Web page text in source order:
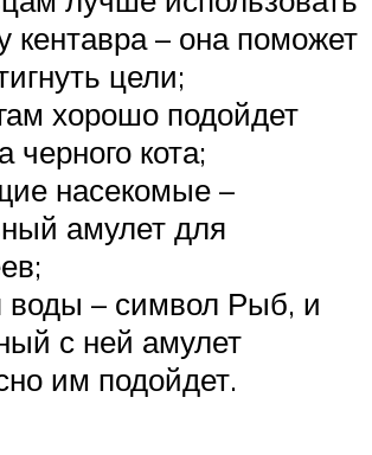
кентавра – она поможет
цели;
хорошо подойдет
черного кота;
насекомые ­–
амулет для
воды – символ Рыб, и
с ней амулет
им подойдет.